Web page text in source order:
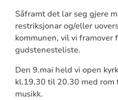
Såframt det lar seg gjere
restriksjonar og/eller
kommunen, vil vi framover
gudstenesteliste.
Den 9.mai held vi open
kl.19.30 til 20.30 med
musikk.